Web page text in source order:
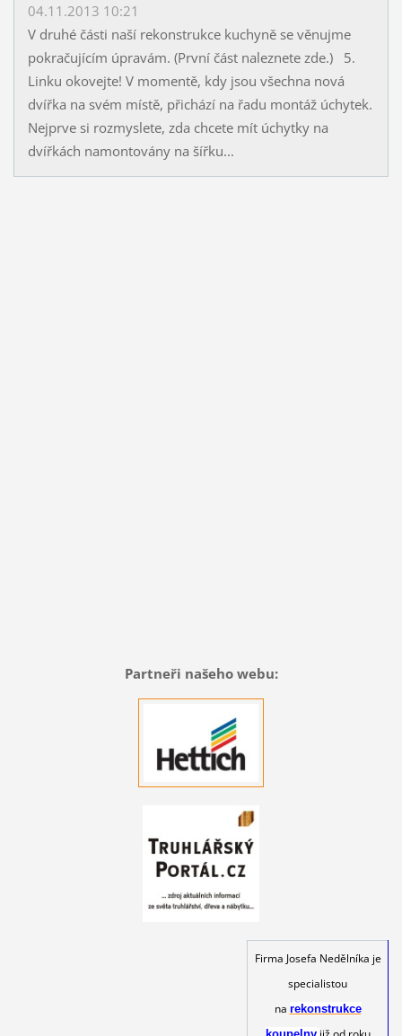
04.11.2013 10:21
V druhé části naší rekonstrukce kuchyně se věnujme
pokračujícím úpravám. (První část naleznete zde.) 5.
Linku okovejte! V momentě, kdy jsou všechna nová
dvířka na svém místě, přichází na řadu montáž úchytek.
Nejprve si rozmyslete, zda chcete mít úchytky na
dvířkách namontovány na šířku...
Partneři našeho webu:
Firma Josefa Nedělníka je
specialistou
na rekonstrukce
koupelny